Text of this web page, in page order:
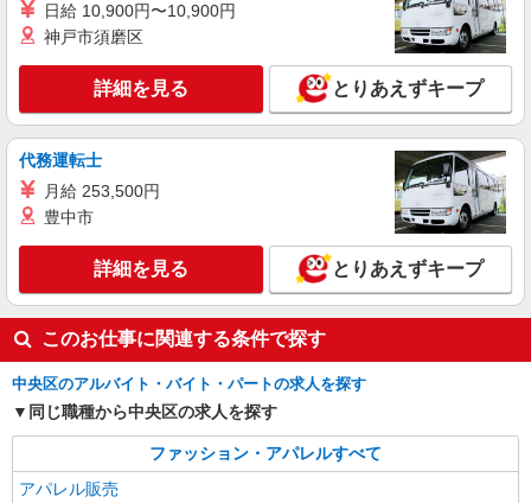
アパレル販売スタッフ
［パート］時給1,230〜1,300円 ※経験・能力
により優遇します。
日本橋高島屋S.C. 新館：東京都中央区日本橋
2-5-1
詳細を見る
契約社員
REGAL SHOES 銀座数寄屋橋店
REGALの革靴の販売・接客スタッフ
月給214,500円〜215,500円 ※経験・能力に
よる ※試用期間（3〜6ヶ月※勤務内容による）は
時給1,250円
東京都中央区銀座4-2-12 銀座クリスタルビル
1F
キープ 詳細を見る
日給 10,900円〜10,900円
神戸市須磨区
詳細を見る とりあえずキープ
代務運転士
月給 253,500円
豊中市
詳細を見る とりあえずキープ
このお仕事に関連する条件で探す
中央区のアルバイト・バイト・パートの求人を探す
同じ職種から中央区の求人を探す
ファッション・アパレルすべて
アパレル販売